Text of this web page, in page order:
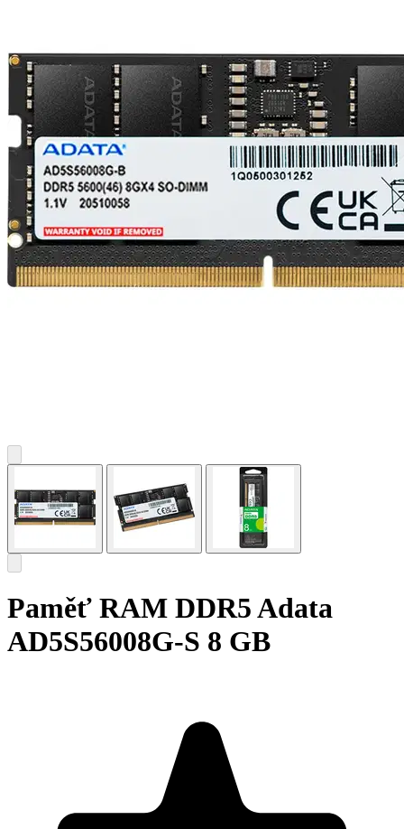
Paměť RAM DDR5 Adata
AD5S56008G-S 8 GB